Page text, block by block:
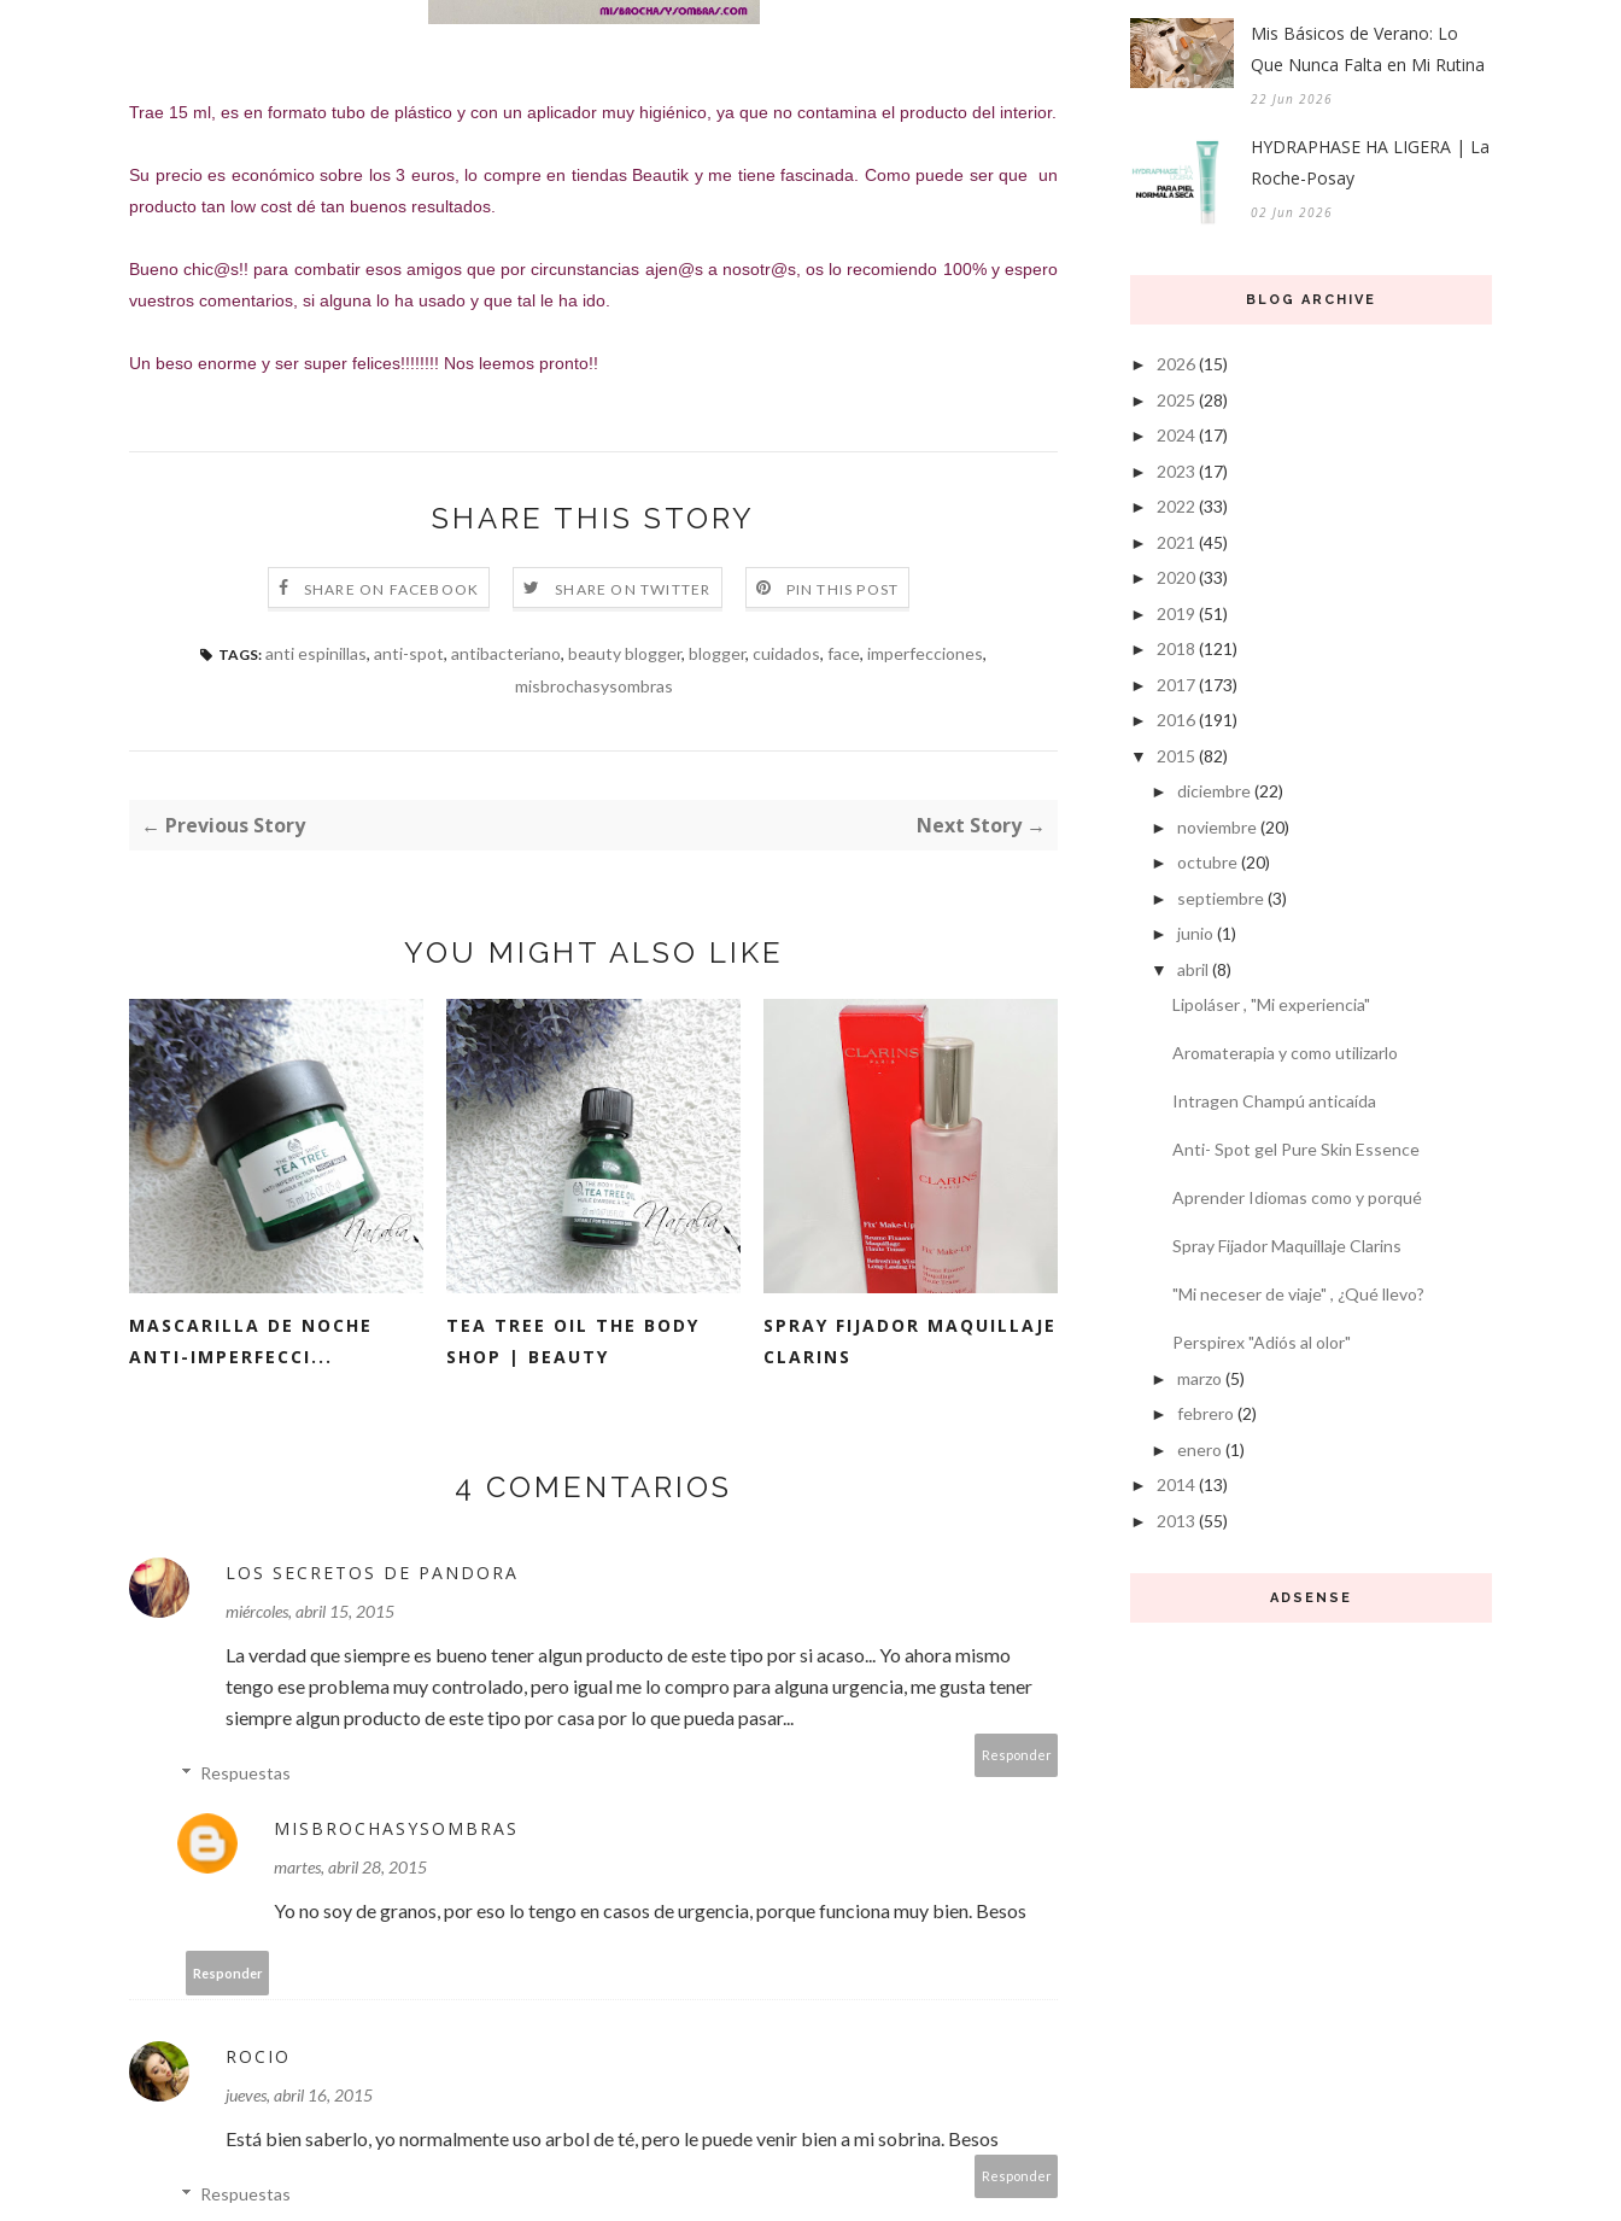
Trae 15 ml, es en formato tubo de plástico y con un aplicador muy higiénico, ya que no contamina el producto del interior.
Su precio es económico sobre los 3 euros, lo compre en tiendas Beautik y me tiene fascinada. Como puede ser que un
producto tan low cost dé tan buenos resultados.
Bueno chic@s!! para combatir esos amigos que por circunstancias ajen@s a nosotr@s, os lo recomiendo 100% y espero
vuestros comentarios, si alguna lo ha usado y que tal le ha ido.
Un beso enorme y ser super felices!!!!!!!! Nos leemos pronto!!
SHARE THIS STORY
SHARE ON FACEBOOK SHARE ON TWITTER PIN THIS POST
TAGS: anti espinillas, anti-spot, antibacteriano, beauty blogger, blogger, cuidados, face, imperfecciones,
misbrochasysombras
← Previous Story Next Story →
YOU MIGHT ALSO LIKE
MASCARILLA DE NOCHE
ANTI-IMPERFECCI...
TEA TREE OIL THE BODY
SHOP | BEAUTY
SPRAY FIJADOR MAQUILLAJE
CLARINS
4 COMENTARIOS
LOS SECRETOS DE PANDORA
miércoles, abril 15, 2015
La verdad que siempre es bueno tener algun producto de este tipo por si acaso... Yo ahora mismo
tengo ese problema muy controlado, pero igual me lo compro para alguna urgencia, me gusta tener
siempre algun producto de este tipo por casa por lo que pueda pasar...
Responder
Respuestas
MISBROCHASYSOMBRAS
martes, abril 28, 2015
Yo no soy de granos, por eso lo tengo en casos de urgencia, porque funciona muy bien. Besos
Responder
ROCIO
jueves, abril 16, 2015
Está bien saberlo, yo normalmente uso arbol de té, pero le puede venir bien a mi sobrina. Besos
Responder
Respuestas
Mis Básicos de Verano: Lo
Que Nunca Falta en Mi Rutina
22 Jun 2026
HYDRAPHASE HA LIGERA | La
Roche-Posay
02 Jun 2026
BLOG ARCHIVE
► 2026(15)
► 2025 (28)
► 2024(17)
► 2023 (17)
► 2022 (33)
► 2021 (45)
► 2020(33)
► 2019 (51)
► 2018 (121)
► 2017(173)
► 2016(191)
▼ 2015 (82)
► diciembre(22)
► noviembre(20)
► octubre(20)
► septiembre(3)
► junio (1)
▼ abril (8)
Lipoláser , "Mi experiencia"
Aromaterapia y como utilizarlo
Intragen Champú anticaída
Anti- Spot gel Pure Skin Essence
Aprender Idiomas como y porqué
Spray Fijador Maquillaje Clarins
"Mi neceser de viaje" , ¿Qué llevo?
Perspirex "Adiós al olor"
► marzo (5)
► febrero (2)
► enero (1)
► 2014(13)
► 2013 (55)
ADSENSE